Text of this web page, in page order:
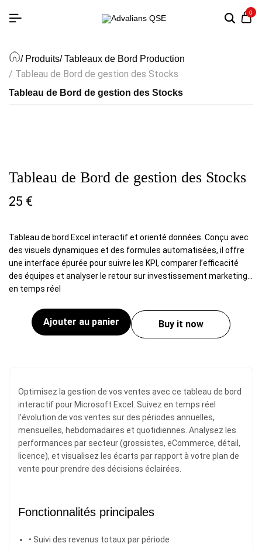
0
/ Produits/ Tableaux de Bord Production
/ Tableau de Bord de gestion des Stocks
Tableau de Bord de gestion des Stocks
Tableau de Bord de gestion des Stocks
25 €
Tableau de bord Excel interactif et orienté données. Conçu avec
des visuels dynamiques et des formules automatisées, il offre
une interface épurée pour suivre les KPI, comparer l’efficacité
des équipes et analyser le retour sur investissement marketing
en temps réel
Ajouter au panier Buy it now
Optimisez la gestion de vos ventes avec ce tableau de bord
interactif pour Microsoft Excel. Suivez en temps réel
l’évolution de vos ventes sur des périodes annuelles,
mensuelles, hebdomadaires et quotidiennes. Analysez les
performances par secteur (grossistes, eCommerce, détail,
licence), et visualisez les écarts par rapport à votre plan de
vente pour prendre des décisions éclairées.
Fonctionnalités principales
• Suivi des revenus totaux par période